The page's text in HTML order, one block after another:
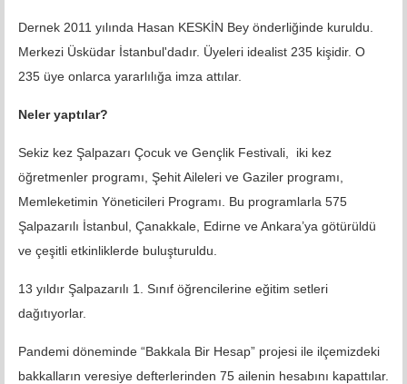
Dernek 2011 yılında Hasan KESKİN Bey önderliğinde kuruldu.
Merkezi Üsküdar İstanbul'dadır. Üyeleri idealist 235 kişidir. O
235 üye onlarca yararlılığa imza attılar.
Neler yaptılar?
Sekiz kez Şalpazarı Çocuk ve Gençlik Festivali, iki kez
öğretmenler programı, Şehit Aileleri ve Gaziler programı,
Memleketimin Yöneticileri Programı. Bu programlarla 575
Şalpazarılı İstanbul, Çanakkale, Edirne ve Ankara’ya götürüldü
ve çeşitli etkinliklerde buluşturuldu.
13 yıldır Şalpazarılı 1. Sınıf öğrencilerine eğitim setleri
dağıtıyorlar.
Pandemi döneminde “Bakkala Bir Hesap” projesi ile ilçemizdeki
bakkalların veresiye defterlerinden 75 ailenin hesabını kapattılar.